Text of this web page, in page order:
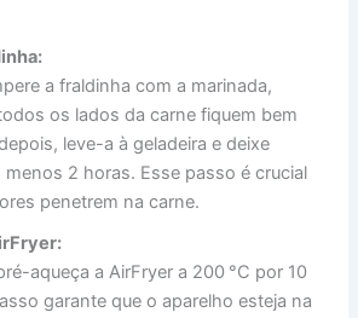
a fraldinha com a marinada,
os lados da carne fiquem bem
leve-a à geladeira e deixe
menos 2 horas. Esse passo é crucial
penetrem na carne.
aqueça a AirFryer a 200 °C por 10
garante que o aparelho esteja na